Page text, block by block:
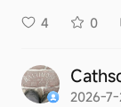
4 0
2026-7-